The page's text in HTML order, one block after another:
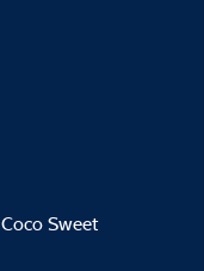
Coco Sweet